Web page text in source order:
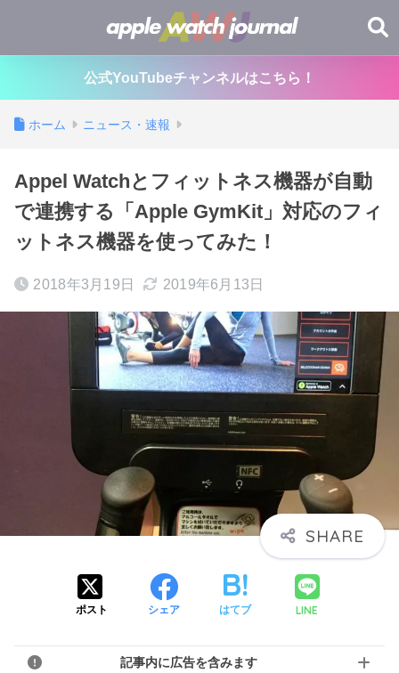
公式YouTubeチャンネルはこちら！
ホーム ニュース・速報
Appel Watchとフィットネス機器が自動
で連携する「Apple GymKit」対応のフィ
ットネス機器を使ってみた！
2018年3月19日 2019年6月13日
ポスト シェア はてブ LINE
記事内に広告を含みます